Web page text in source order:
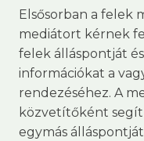
Elsősorban a felek
mediátort kérnek
felek álláspontját
információkat a
rendezéséhez. A
közvetítőként
egymás